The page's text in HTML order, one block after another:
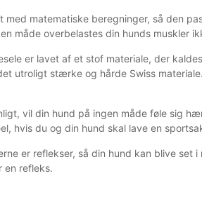
med matematiske beregninger, så den
måde overbelastes din hunds muskler
er lavet af et stof materiale, der
utroligt stærke og hårde Swiss
vil din hund på ingen måde føle sig
hvis du og din hund skal lave en
er reflekser, så din hund kan blive
en refleks.